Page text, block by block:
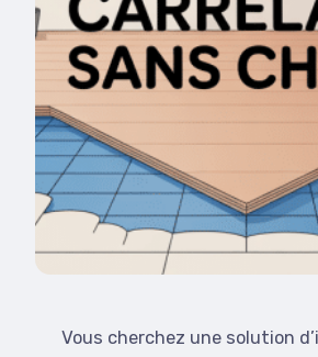
Vous cherchez une solution